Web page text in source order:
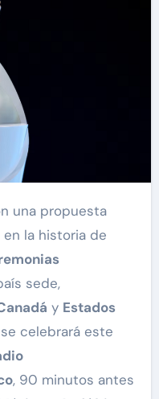
una propuesta
la historia de
sede,
y Estados
celebrará este
, 90 minutos antes